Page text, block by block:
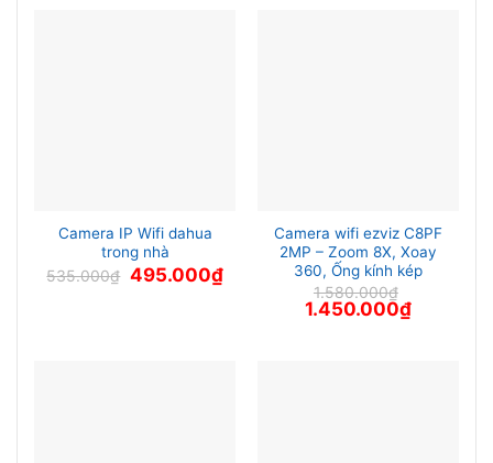
Camera IP Wifi dahua
trong nhà
535.000₫ Giá
gốc
495.000₫Giá
hiện
Camera wifi ezviz C8PF
2MP – Zoom 8X, Xoay
360, Ống kính kép
1.580.000₫
Giá
gốc
1.450.000₫Giá